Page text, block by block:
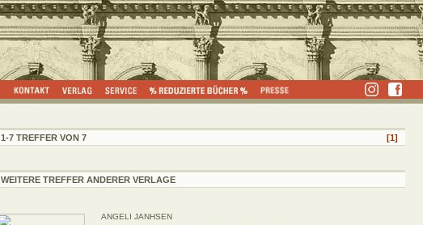
1-7 TREFFER VON 7 [1]
WEITERE TREFFER ANDERER VERLAGE
ANGELI JANHSEN